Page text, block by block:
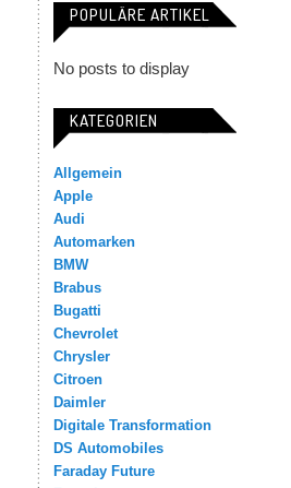
POPULÄRE ARTIKEL
No posts to display
KATEGORIEN
Allgemein
Apple
Audi
Automarken
BMW
Brabus
Bugatti
Chevrolet
Chrysler
Citroen
Daimler
Digitale Transformation
DS Automobiles
Faraday Future